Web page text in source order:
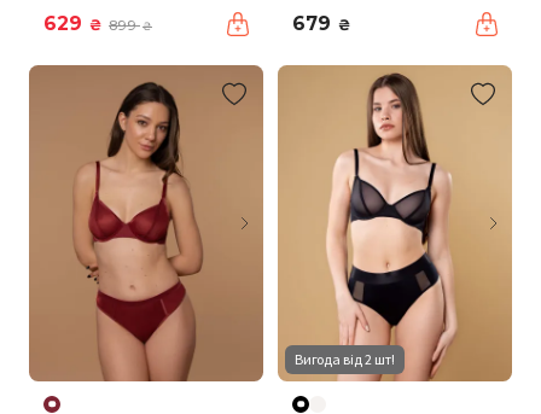
629 ₴ 899₴ 679 ₴
Вигода від 2 шт!